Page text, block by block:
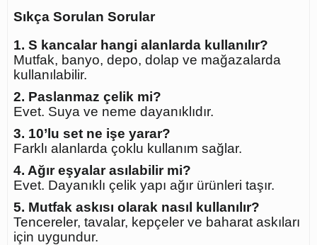
Sıkça Sorulan Sorular
1. S kancalar hangi alanlarda kullanılır?
Mutfak, banyo, depo, dolap ve mağazalarda
kullanılabilir.
2. Paslanmaz çelik mi?
Evet. Suya ve neme dayanıklıdır.
3. 10’lu set ne işe yarar?
Farklı alanlarda çoklu kullanım sağlar.
4. Ağır eşyalar asılabilir mi?
Evet. Dayanıklı çelik yapı ağır ürünleri taşır.
5. Mutfak askısı olarak nasıl kullanılır?
Tencereler, tavalar, kepçeler ve baharat askıları
için uygundur.